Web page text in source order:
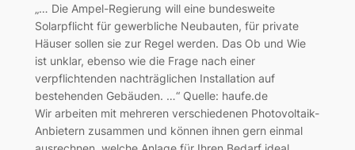
„… Die Ampel-Regierung will eine bundesweite
Solarpflicht für gewerbliche Neubauten, für private
Häuser sollen sie zur Regel werden. Das Ob und Wie
ist unklar, ebenso wie die Frage nach einer
verpflichtenden nachträglichen Installation auf
bestehenden Gebäuden. …“ Quelle: haufe.de
Wir arbeiten mit mehreren verschiedenen Photovoltaik-
Anbietern zusammen und können ihnen gern einmal